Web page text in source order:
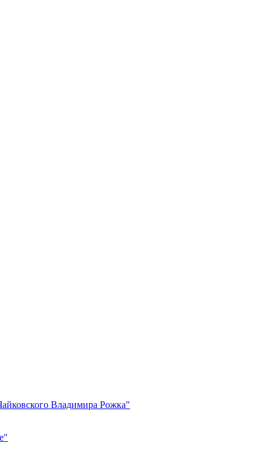
Владимира Рожка"